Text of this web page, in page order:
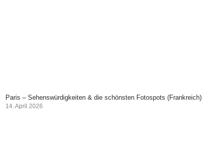
Paris – Sehenswürdigkeiten & die schönsten Fotospots (Frankreich)
14. April 2026